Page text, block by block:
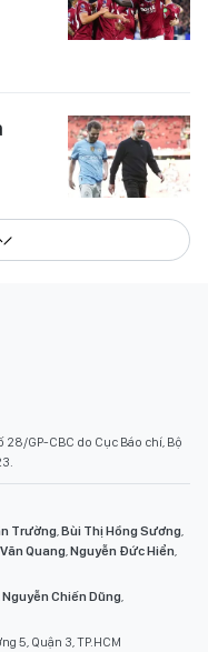
GP-CBC do Cục Báo chí, Bộ
Trường,Bùi Thị Hồng Sương,
Quang,Nguyễn Đức Hiển,
Nguyễn Chiến Dũng,
5, Quận 3, TP.HCM